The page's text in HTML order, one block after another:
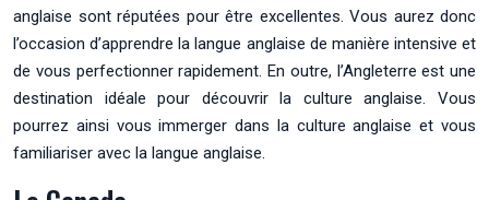
anglaise sont réputées pour être excellentes. Vous aurez donc
l’occasion d’apprendre la langue anglaise de manière intensive et
de vous perfectionner rapidement. En outre, l’Angleterre est une
destination idéale pour découvrir la culture anglaise. Vous
pourrez ainsi vous immerger dans la culture anglaise et vous
familiariser avec la langue anglaise.